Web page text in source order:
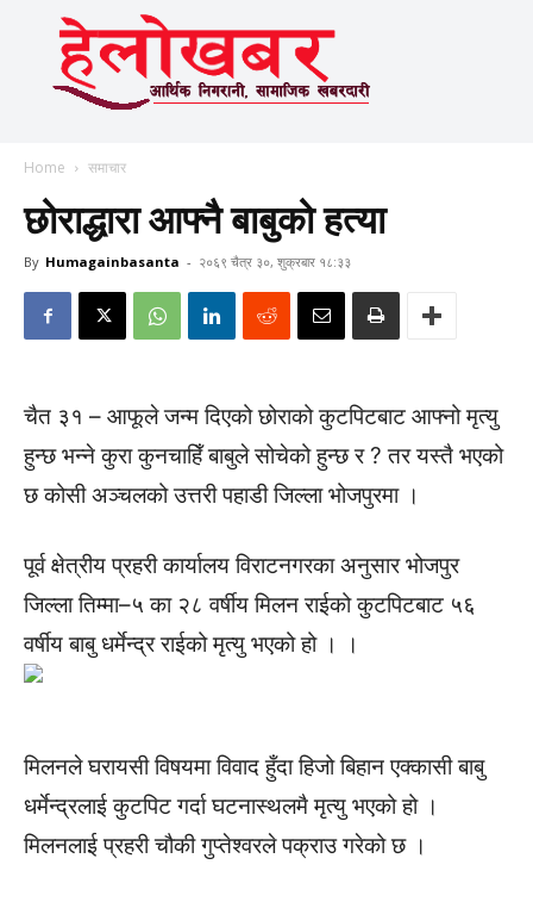
Home समाचार
छोराद्धारा आफ्नै बाबुको हत्या
By Humagainbasanta - २०६९ चैत्र ३०, शुक्रबार १८:३३
चैत ३१ – आफूले जन्म दिएको छोराको कुटपिटबाट आफ्नो मृत्यु
हुन्छ भन्ने कुरा कुनचाहिँ बाबुले सोचेको हुन्छ र ? तर यस्तै भएको
छ कोसी अञ्चलको उत्तरी पहाडी जिल्ला भोजपुरमा ।
पूर्व क्षेत्रीय प्रहरी कार्यालय विराटनगरका अनुसार भोजपुर
जिल्ला तिम्मा–५ का २८ वर्षीय मिलन राईको कुटपिटबाट ५६
वर्षीय बाबु धर्मेन्द्र राईको मृत्यु भएको हो । ।
मिलनले घरायसी विषयमा विवाद हुँदा हिजो बिहान एक्कासी बाबु
धर्मेन्द्रलाई कुटपिट गर्दा घटनास्थलमै मृत्यु भएको हो ।
मिलनलाई प्रहरी चौकी गुप्तेश्वरले पक्राउ गरेको छ ।